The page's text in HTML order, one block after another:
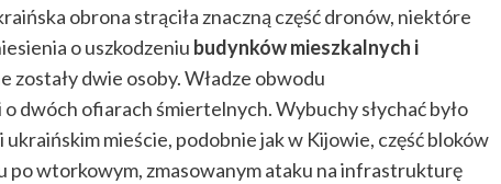
obrona strąciła znaczną część dronów, niektóre
o uszkodzeniu budynków mieszkalnych i
zostały dwie osoby. Władze obwodu
dwóch ofiarach śmiertelnych. Wybuchy słychać było
mieście, podobnie jak w Kijowie, część bloków
po wtorkowym, zmasowanym ataku na infrastrukturę